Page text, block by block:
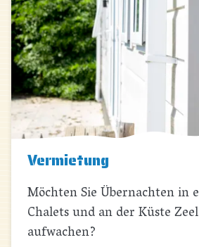
Vermietung
Möchten Sie Übernachten in
Chalets und an der Küste
aufwachen?